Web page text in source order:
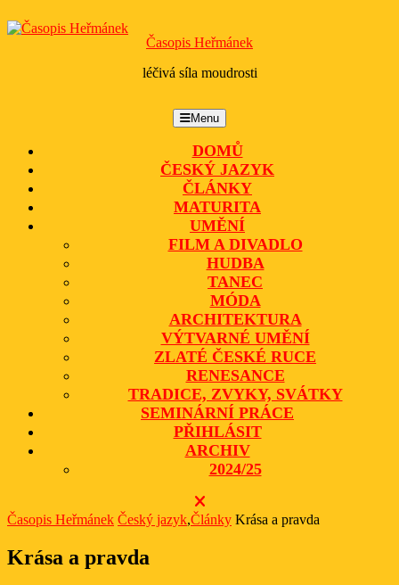
to
Časopis Heřmánek
léčivá síla moudrosti
MenuMenu
DOMŮ
ČESKÝ JAZYK
ČLÁNKY
MATURITA
UMĚNÍ
FILM A DIVADLO
HUDBA
TANEC
MÓDA
ARCHITEKTURA
VÝTVARNÉ UMĚNÍ
ZLATÉ ČESKÉ RUCE
RENESANCE
TRADICE, ZVYKY, SVÁTKY
SEMINÁRNÍ PRÁCE
PŘIHLÁSIT
ARCHIV
2024/25
CLOSE
BUTTON
Časopis Heřmánek Český jazyk,Články Krása a pravda
Krása a pravda